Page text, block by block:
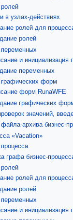
в узлах-действиях
ролей для
ролей
и инициализация
переменных
форм
форм RunaWFE
графических
значений,
архива бизнес-
«Vacation»
графа бизнес-
ролей для
ролей
и инициализация